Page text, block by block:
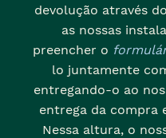
devolução através
as nossas
preencher o
lo juntamente
entregando-o ao
entrega da compra
Nessa altura, o